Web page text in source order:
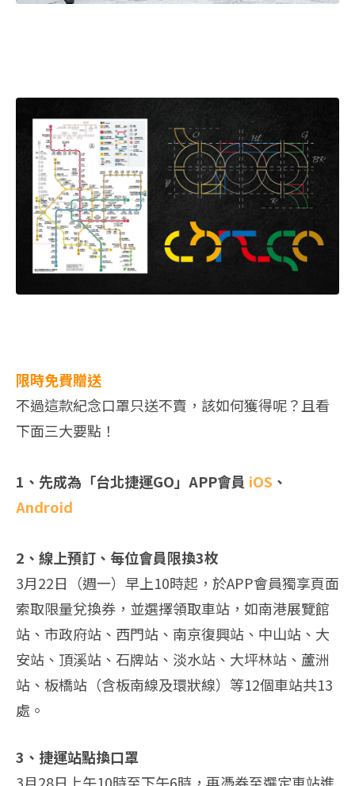
限時免費贈送
不過這款紀念口罩只送不賣，該如何獲得呢？且看
下面三大要點！
1、先成為「台北捷運GO」APP會員 iOS 、
Android
2、線上預訂、每位會員限換3枚
3月22日（週一）早上10時起，於APP會員獨享頁面
索取限量兌換券，並選擇領取車站，如南港展覽館
站、市政府站、西門站、南京復興站、中山站、大
安站、頂溪站、石牌站、淡水站、大坪林站、蘆洲
站、板橋站（含板南線及環狀線）等12個車站共13
處。
3、捷運站點換口罩
3月28日上午10時至下午6時，再憑券至選定車站進